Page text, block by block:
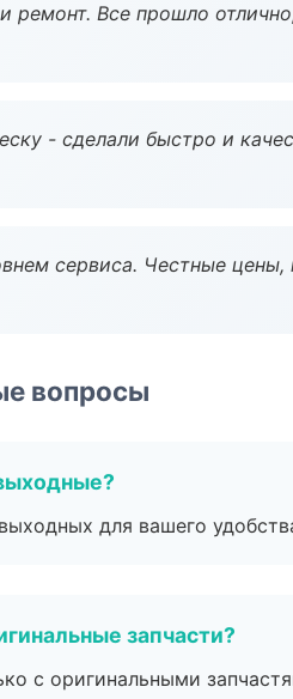
ремонт. Все прошло
- сделали быстро и
сервиса. Честные
вопросы
для вашего
запчасти?
с оригинальными